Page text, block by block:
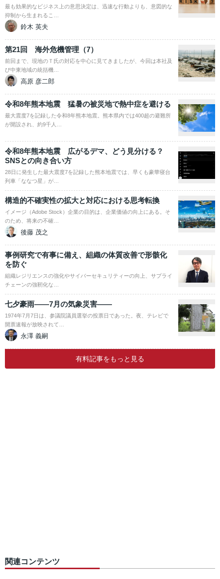
最も効果的なビジネス上の意思決定は、迅速な行動よりも、意図的な
抑制から生まれるこ…
鈴木 英夫
第21回 海外危機管理（7）
前回まで、現地のＴ氏の対応を中心に見てきましたが、今回は本社及
び中東地域の統括機…
高原 彦二郎
令和8年熊本地震 猛暑の被災地で熱中症を避ける
最大震度7を記録した令和8年熊本地震。熊本県内では400超の避難所
が開設され、約9千人…
令和8年熊本地震 広がるデマ、どう見分ける？
SNSとの向き合い方
28日に発生した最大震度7を記録した熊本地震では、早くも豪華寝台
列車「ななつ星」が…
構造的不確実性の拡大と対応における思考転換
イメージ（Adobe Stock）企業の目的は、企業価値の向上にある。そ
のため、将来の不確…
後藤 茂之
事例研究で有事に備え、組織の体質改善で形骸化
を防ぐ
組織レジリエンスの強化やサイバーセキュリティーの向上、サプライ
チェーンの強靭化な…
七夕豪雨――7月の気象災害――
1974年7月7日は、参議院議員選挙の投票日であった。夜、テレビで
開票速報が放映されて…
永澤 義嗣
有料記事をもっと見る
関連コンテンツ